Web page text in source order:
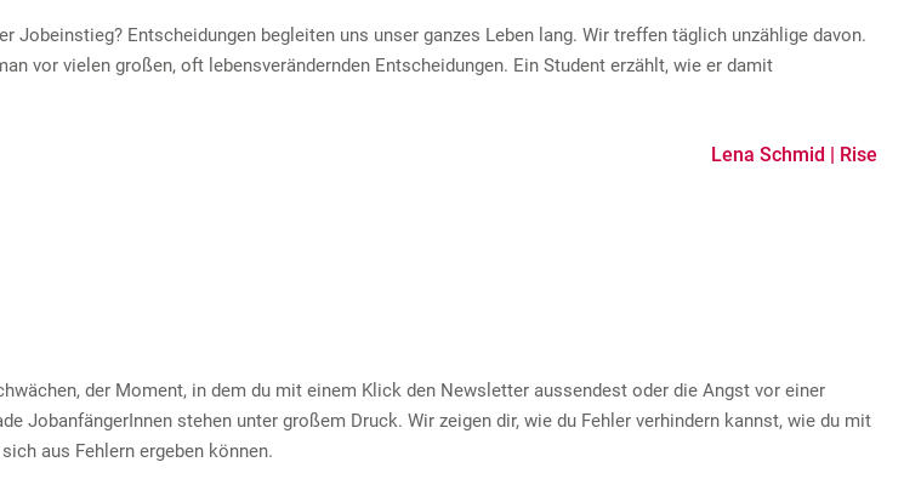
Jobeinstieg? Entscheidungen begleiten uns unser ganzes Leben lang. Wir treffen täglich unzählige davon.
vor vielen großen, oft lebensverändernden Entscheidungen. Ein Student erzählt, wie er damit
Lena Schmid | Rise
der Moment, in dem du mit einem Klick den Newsletter aussendest oder die Angst vor einer
JobanfängerInnen stehen unter großem Druck. Wir zeigen dir, wie du Fehler verhindern kannst, wie du mit
aus Fehlern ergeben können.